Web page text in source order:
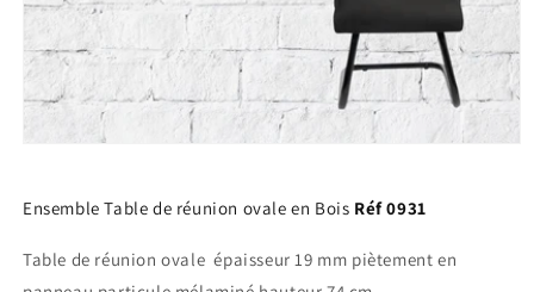
1
dans
fenêtre
Ensemble Table de réunion ovale en Bois Réf 0931
Table de réunion ovale épaisseur 19 mm piètement en